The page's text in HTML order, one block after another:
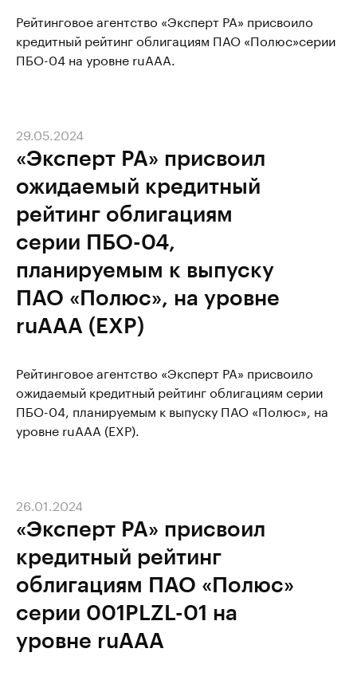
Рейтинговое агентство «Эксперт РА» присвоило
кредитный рейтинг облигациям ПАО «Полюс»серии
ПБО-04 на уровне ruAAA.
«Эксперт РА» присвоил
ожидаемый кредитный
рейтинг облигациям
серии ПБО-04,
планируемым к выпуску
ПАО «Полюс», на уровне
ruAAA (EXP)
29.05.2024
Рейтинговое агентство «Эксперт РА» присвоило
ожидаемый кредитный рейтинг облигациям серии
ПБО-04, планируемым к выпуску ПАО «Полюс», на
уровне ruAAA (EXP).
«Эксперт РА» присвоил
кредитный рейтинг
облигациям ПАО «Полюс»
серии 001PLZL-01 на
уровне ruAAA
26.01.2024